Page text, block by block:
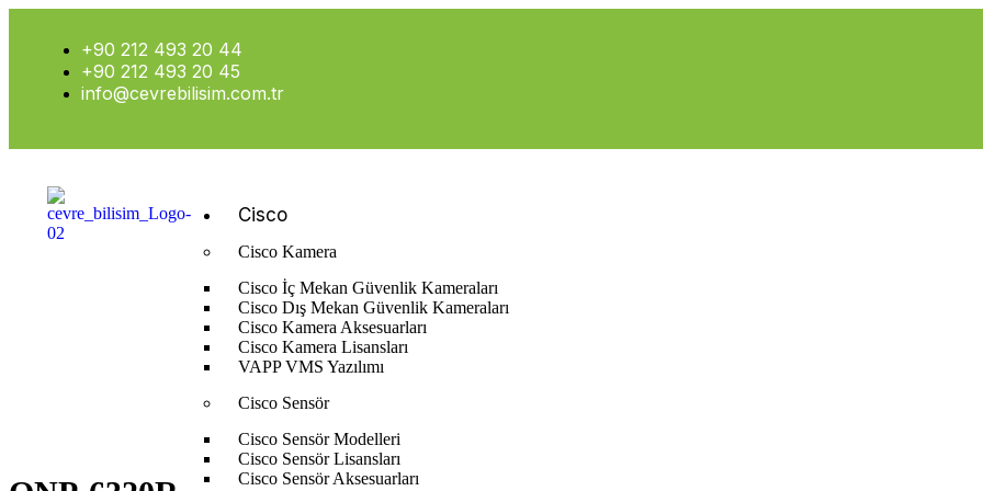
+90 212 493 20 44
+90 212 493 20 45
info@cevrebilisim.com.tr
Cisco
Cisco Kamera
Cisco İç Mekan Güvenlik Kameraları
Cisco Dış Mekan Güvenlik Kameraları
Cisco Kamera Aksesuarları
Cisco Kamera Lisansları
VAPP VMS Yazılımı
Cisco Sensör
Cisco Sensör Modelleri
Cisco Sensör Lisansları
Cisco Sensör Aksesuarları
Hanwha Kameralar Hanwha PTZ Dome Kameraları